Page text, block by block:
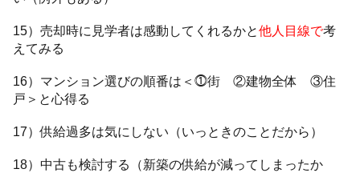
15）売却時に見学者は感動してくれるかと他人目線で考
えてみる
16）マンション選びの順番は＜⓵街 ②建物全体 ③住
戸＞と心得る
17）供給過多は気にしない（いっときのことだから）
18）中古も検討する（新築の供給が減ってしまったか